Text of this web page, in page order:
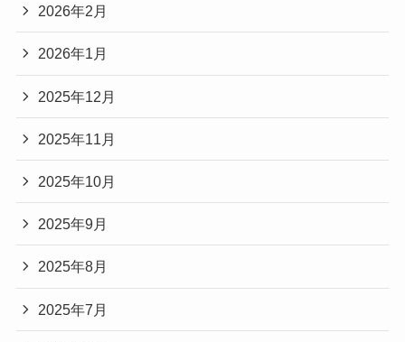
2026年2月
2026年1月
2025年12月
2025年11月
2025年10月
2025年9月
2025年8月
2025年7月